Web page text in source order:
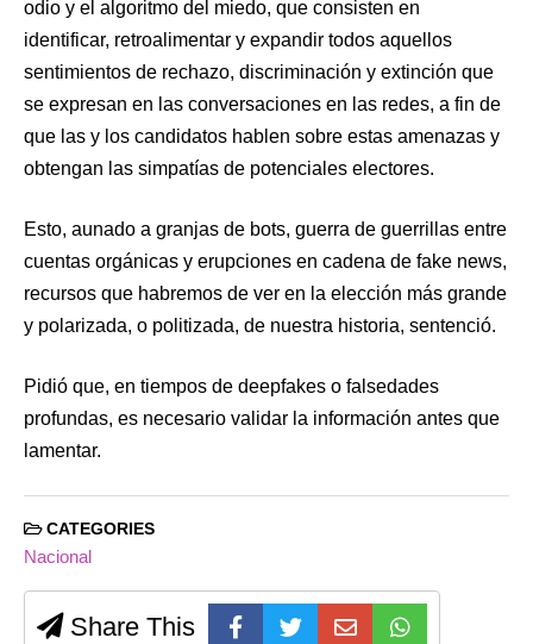
odio y el algoritmo del miedo, que consisten en
identificar, retroalimentar y expandir todos aquellos
sentimientos de rechazo, discriminación y extinción que
se expresan en las conversaciones en las redes, a fin de
que las y los candidatos hablen sobre estas amenazas y
obtengan las simpatías de potenciales electores.
Esto, aunado a granjas de bots, guerra de guerrillas entre
cuentas orgánicas y erupciones en cadena de fake news,
recursos que habremos de ver en la elección más grande
y polarizada, o politizada, de nuestra historia, sentenció.
Pidió que, en tiempos de deepfakes o falsedades
profundas, es necesario validar la información antes que
lamentar.
CATEGORIES
Nacional
Share This